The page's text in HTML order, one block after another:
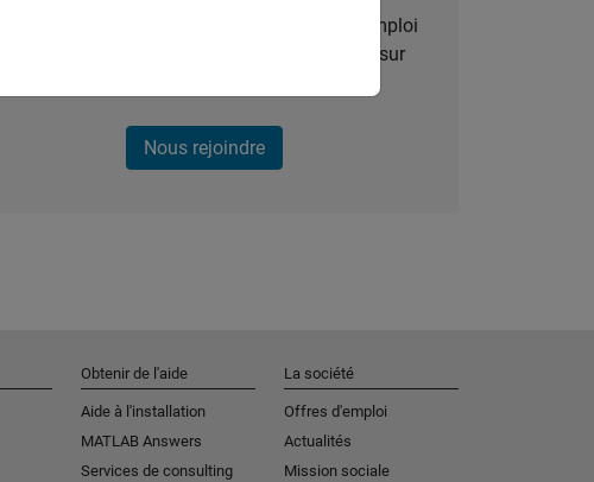
Recevez des alertes pour des opportunités d'emploi
personnalisées, des articles et des actualités sur
Nous rejoindre
Obtenir de l'aide
Aide à l'installation
MATLAB Answers
Services de consulting
La société
Offres d'emploi
Actualités
Mission sociale